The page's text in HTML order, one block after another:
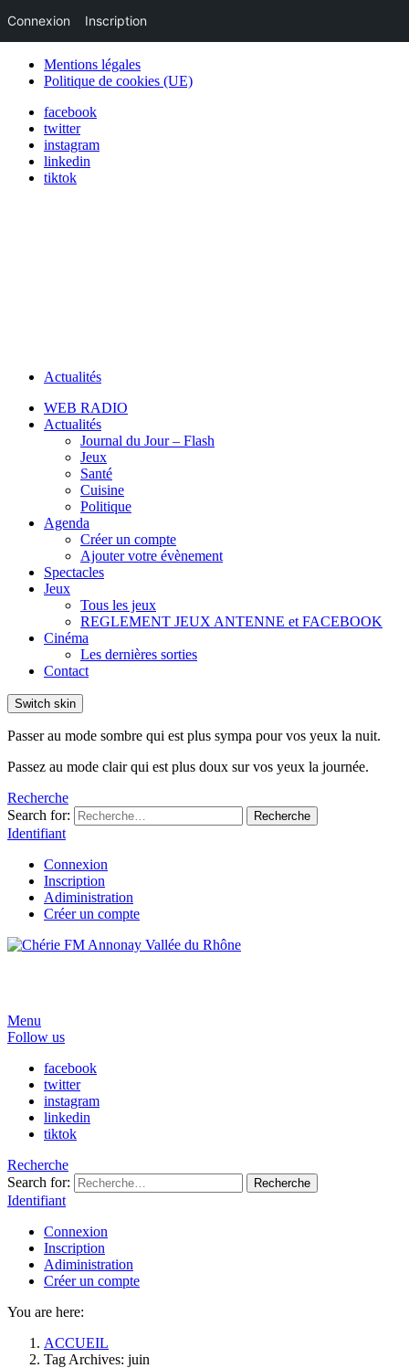
Mentions légales
Politique de cookies (UE)
facebook
twitter
instagram
linkedin
tiktok
Actualités
WEB RADIO
Actualités
Journal du Jour – Flash
Jeux
Santé
Cuisine
Politique
Agenda
Créer un compte
Ajouter votre évènement
Spectacles
Jeux
Tous les jeux
REGLEMENT JEUX ANTENNE et FACEBOOK
Cinéma
Les dernières sorties
Contact
Switch skin
Passer au mode sombre qui est plus sympa pour vos yeux la nuit.
Passez au mode clair qui est plus doux sur vos yeux la journée.
Recherche
Search for:
Recherche
Identifiant
Connexion
Inscription
Adiministration
Créer un compte
Menu
Follow us
facebook
twitter
instagram
linkedin
tiktok
Recherche
Search for:
Recherche
Identifiant
Connexion
Inscription
Adiministration
Créer un compte
You are here:
ACCUEIL
Tag Archives: juin
Connexion Inscription